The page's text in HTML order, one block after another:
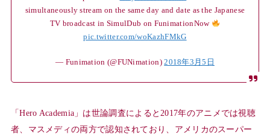
simultaneously stream on the same day and date as the Japanese
TV broadcast in SimulDub on FunimationNow
pic.twitter.com/woKazhFMkG
— Funimation (@FUNimation)2018年3月5日
「Hero Academia」は世論調査によると2017年のアニメでは視聴
者、マスメディの両方で認知されており、アメリカのスーパー